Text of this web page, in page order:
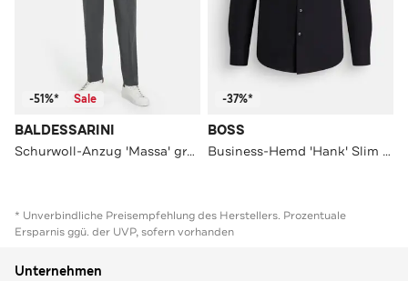
-51%* Sale
BALDESSARINI
Schurwoll-Anzug 'Massa' grau
-37%*
BOSS
Business-Hemd 'Hank' Slim Fit
* Unverbindliche Preisempfehlung des Herstellers. Prozentuale
Ersparnis ggü. der UVP, sofern vorhanden
Unternehmen